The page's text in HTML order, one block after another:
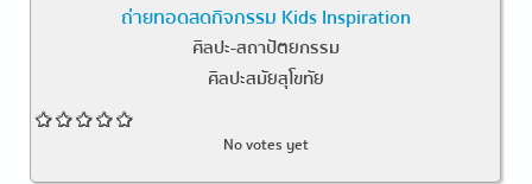
ถ่ายทอดสดกิจกรรม Kids Inspiration
ศิลปะ-สถาปัตยกรรม
ศิลปะสมัยสุโขทัย
No votes yet